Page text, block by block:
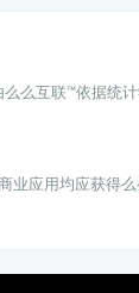
互联™依据统
应用均应获得